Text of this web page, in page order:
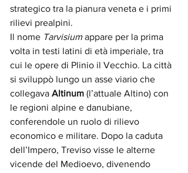
strategico tra la pianura veneta e i primi
rilievi prealpini.
Il nome Tarvisium appare per la prima
volta in testi latini di età imperiale, tra
cui le opere di Plinio il Vecchio. La città
si sviluppò lungo un asse viario che
collegava Altinum (l’attuale Altino) con
le regioni alpine e danubiane,
conferendole un ruolo di rilievo
economico e militare. Dopo la caduta
dell’Impero, Treviso visse le alterne
vicende del Medioevo, divenendo